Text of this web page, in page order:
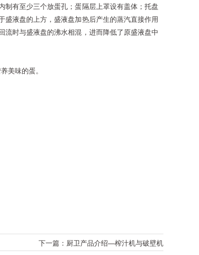
制有至少三个放蛋孔；蛋隔层上罩设有盖体；托盘
盛液盘的上方，盛液盘加热后产生的蒸汽直接作用
时与盛液盘的沸水相混，进而降低了原盛液盘中
美味的蛋。
下一篇： 厨卫产品介绍—榨汁机与破壁机